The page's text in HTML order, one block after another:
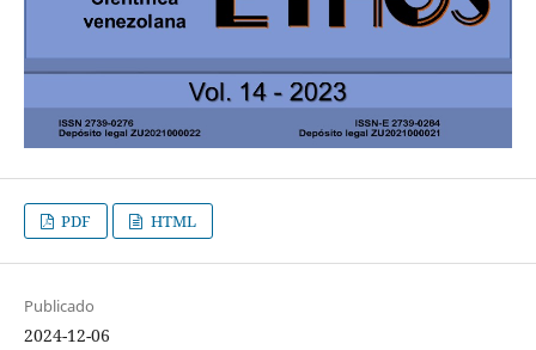
PDF HTML
Publicado
2024-12-06